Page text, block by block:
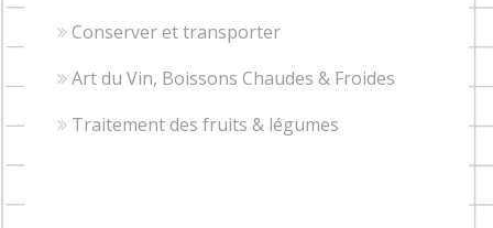
Conserver et transporter
Art du Vin, Boissons Chaudes & Froides
Traitement des fruits & légumes